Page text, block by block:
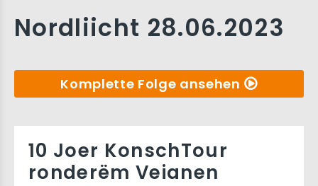
Nordliicht 28.06.2023
Komplette Folge ansehen
10 Joer KonschTour
ronderëm Veianen